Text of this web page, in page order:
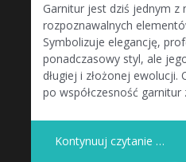
Garnitur jest dziś jednym z
rozpoznawalnych
Symbolizuje elegancję,
ponadczasowy styl, ale
długiej i złożonej ewolucji.
po współczesność garnitur
Kontynuuj czytanie …